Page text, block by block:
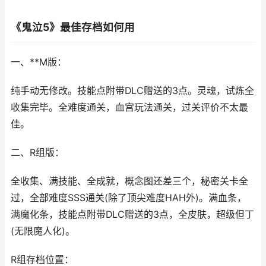
《鬼泣5》最佳存档如何用
一、**M版：
纯手动无修改。技能点附带DLC赠送的3点。灵魂，试炼全
收集完毕。全难度通关，血宫玩法通关，过关评价不太最
佳。
二、R组版：
全收集、满技能、全成就，概念图还差三个，秘密关卡全
过，全部难度SSS通关(除了顶尖难度HAH外)。满血条，
满魔化条，技能点附带DLC赠送的3点，全皮肤，超级但丁
(无限魔人化)。
R组存档位置：